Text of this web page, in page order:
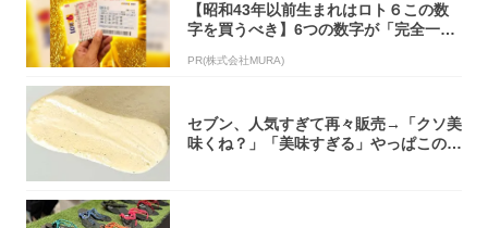
【昭和43年以前生まれはロト６この数
字を買うべき】6つの数字が「完全一
PR(株式会社MURA)
セブン、人気すぎて再々販売→「クソ美
味くね？」「美味すぎる」やっぱこのク